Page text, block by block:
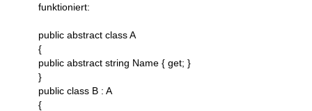
funktioniert:
public abstract class A
{
public abstract string Name { get; }
}
public class B : A
{